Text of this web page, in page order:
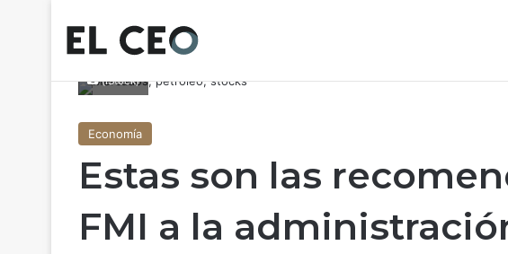
(iStock)
Economía
Estas son las
FMI a la